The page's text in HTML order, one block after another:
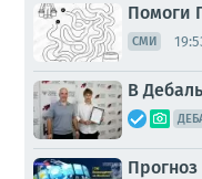
Помоги
СМИ
В